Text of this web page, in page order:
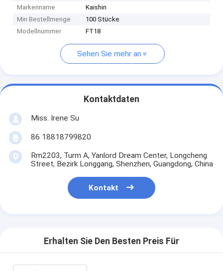
Markenname
Kaishin
Min Bestellmenge
100 Stücke
Modellnummer
FT18
Sehen Sie mehr an
Kontaktdaten
Miss. Irene Su
86 18818799820
Rm2203, Turm A, Yanlord Dream Center, Longcheng
Street, Bezirk Longgang, Shenzhen, Guangdong, China
Kontakt
Erhalten Sie Den Besten Preis Für